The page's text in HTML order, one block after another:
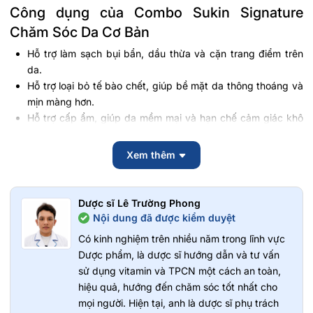
Công dụng của Combo Sukin Signature
Chăm Sóc Da Cơ Bản
Hỗ trợ làm sạch bụi bẩn, dầu thừa và cặn trang điểm trên
da.
Hỗ trợ loại bỏ tế bào chết, giúp bề mặt da thông thoáng và
mịn màng hơn.
Hỗ trợ cấp ẩm, giúp da mềm mại và hạn chế cảm giác khô
Hỗ trợ duy trì hàng rào bảo vệ da nhờ các thành phần dầu
thực vật và chiết xuất thiên nhiên.
sử dụng đều đặn.
Đối tượng sử dụng Combo Sukin Signature
Chăm Sóc Da Cơ Bản
Sản phẩm phù hợp với:
Người trưởng thành có nhu cầu chăm sóc da hằng ngày.
Da thường, da khô và da hỗn hợp.
Xem thêm
Dược sĩ Lê Trường Phong
Nội dung đã được kiểm duyệt
Có kinh nghiệm trên nhiều năm trong lĩnh vực
Dược phẩm, là dược sĩ hướng dẫn và tư vấn
sử dụng vitamin và TPCN một cách an toàn,
hiệu quả, hướng đến chăm sóc tốt nhất cho
mọi người. Hiện tại, anh là dược sĩ phụ trách